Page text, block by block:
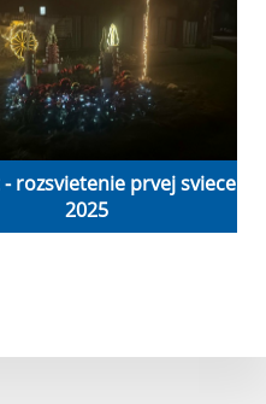
rozsvietenie prvej sviece
2025